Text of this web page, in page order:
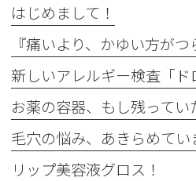
はじめまして！
『痛いより、かゆい方がつ
毛穴の悩み、あきらめてい
リップ美容液グロス！